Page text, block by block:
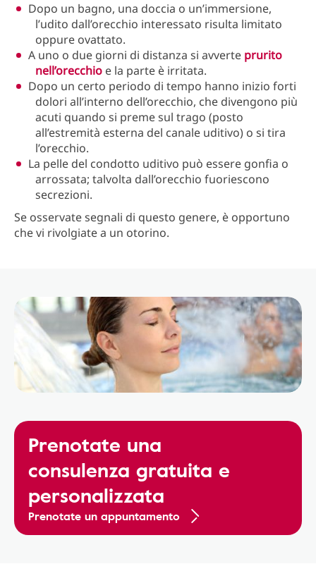
Dopo un bagno, una doccia o un’immersione,
l’udito dall’orecchio interessato risulta limitato
oppure ovattato.
A uno o due giorni di distanza si avverte prurito
nell’orecchio e la parte è irritata.
Dopo un certo periodo di tempo hanno inizio forti
dolori all’interno dell’orecchio, che divengono più
acuti quando si preme sul trago (posto
all’estremità esterna del canale uditivo) o si tira
l’orecchio.
La pelle del condotto uditivo può essere gonfia o
arrossata; talvolta dall’orecchio fuoriescono
secrezioni.
Se osservate segnali di questo genere, è opportuno
che vi rivolgiate a un otorino.
Prenotate una
consulenza gratuita e
personalizzata
Prenotate un appuntamento